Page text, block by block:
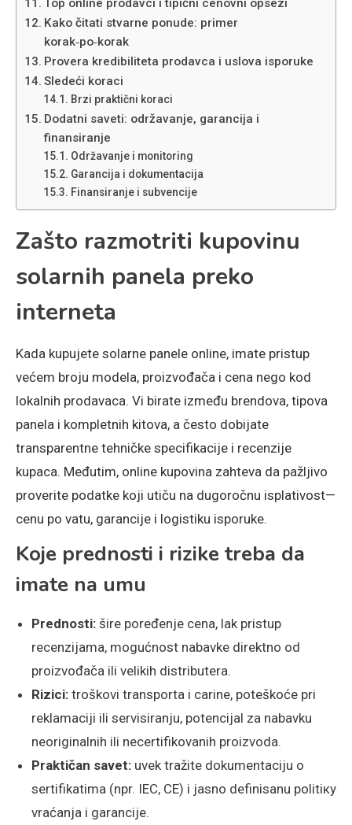
Top online prodavci i tipični cenovni opsezi
Kako čitati stvarne ponude: primer
korak‑po‑korak
Provera kredibiliteta prodavca i uslova isporuke
Sledeći koraci
Brzi praktični koraci
Dodatni saveti: održavanje, garancija i
finansiranje
Održavanje i monitoring
Garancija i dokumentacija
Finansiranje i subvencije
Zašto razmotriti kupovinu
solarnih panela preko
interneta
Kada kupujete solarne panele online, imate pristup
većem broju modela, proizvođača i cena nego kod
lokalnih prodavaca. Vi birate između brendova, tipova
panela i kompletnih kitova, a često dobijate
transparentne tehničke specifikacije i recenzije
kupaca. Međutim, online kupovina zahteva da pažljivo
proverite podatke koji utiču na dugoročnu isplativost—
cenu po vatu, garancije i logistiku isporuke.
Koje prednosti i rizike treba da
imate na umu
Prednosti: šire poređenje cena, lak pristup
recenzijama, mogućnost nabavke direktno od
proizvođača ili velikih distributera.
Rizici: troškovi transporta i carine, poteškoće pri
reklamaciji ili servisiranju, potencijal za nabavku
neoriginalnih ili necertifikovanih proizvoda.
Praktičan savet: uvek tražite dokumentaciju o
sertifikatima (npr. IEC, CE) i jasno definisanu politiку
vraćanja i garancije.